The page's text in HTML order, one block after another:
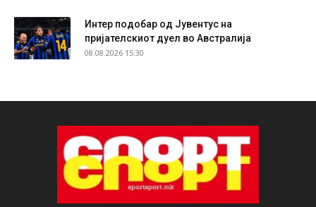
Интер подобар од Јувентус на
пријателскиот дуел во Австралија
08.08.2026 15:30